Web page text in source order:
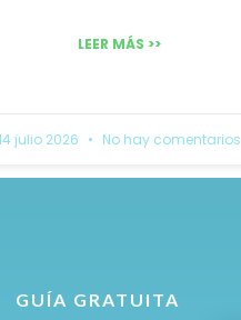
LEER MÁS >>
julio 2026 No hay comentarios
GUÍA GRATUITA